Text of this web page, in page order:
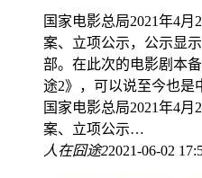
国家电影总局2021年4
案、立项公示，公示显
部。在此次的电影剧本
途2》，可以说至今也是
国家电影总局2021年4
案、立项公示…
人在囧途22021-06-02